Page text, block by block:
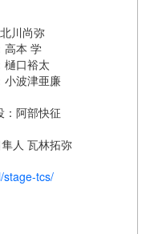
川尚弥
高本 学
樋口裕太
小波津亜廉
：阿部快征
人 瓦林拓弥
stage-tcs/